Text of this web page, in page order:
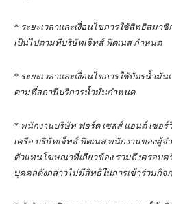
* ระยะเวลาและเงื่อนไขการใช้สิทธิสมาชิ
เป็นไปตามที่บริษัทเจ็ทส์ ฟิตเนส กำหนด
* ระยะเวลาและเงื่อนไขการใช้บัตรน้ำมั
ตามที่สถานีบริการน้ำมันกำหนด
* พนักงานบริษัท ฟอร์ด เซลส์ แอนด์ เซอร์
เครือ บริษัทเจ็ทส์ ฟิตเนส พนักงานของผู้
ตัวแทนโฆษณาที่เกี่ยวข้อง รวมถึงครอบค
บุคคลดังกล่าวไม่มีสิทธิในการเข้าร่วมกิจ